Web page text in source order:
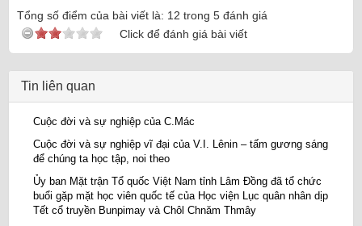
Tổng số điểm của bài viết là: 12 trong 5 đánh giá
Click để đánh giá bài viết
Tin liên quan
Cuộc đời và sự nghiệp của C.Mác
Cuộc đời và sự nghiệp vĩ đại của V.I. Lênin – tấm gương sáng
để chúng ta học tập, noi theo
Ủy ban Mặt trận Tổ quốc Việt Nam tỉnh Lâm Đồng đã tổ chức
buổi gặp mặt học viên quốc tế của Học viện Lục quân nhân dịp
Tết cổ truyền Bunpimay và Chôl Chnăm Thmây